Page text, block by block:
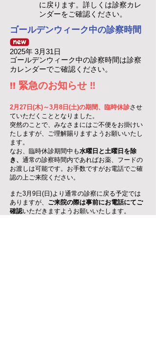
に戻ります。詳しくは診察カレ
ンダーをご確認ください。
​ゴールデンウィーク中の診察時間
2025年 3月31日
ゴールデンウィーク中の診察時間は診察
カレンダーでご確認ください。
!! 緊急のお知らせ ‼
2月27日(木)～3月8日(土)の期間、臨時休診させ
ていただくこととなりました。
突然のことで、みなさまにはご不便をお掛けい
たしますが、ご理解賜りますようお願いいたし
ます。
なお、臨時休診期間中も水曜日と土曜日を除
き、 通常の診察時間内であればお薬、フードの
お渡しは可能です。お手数ですがお電話でご確
認の上ご来院ください。
また3月9日(日)より通常の診察に戻る予定では
ありますが、 ご来院の際は事前にお電話にてご
確認いただきますようお願いいたします。​